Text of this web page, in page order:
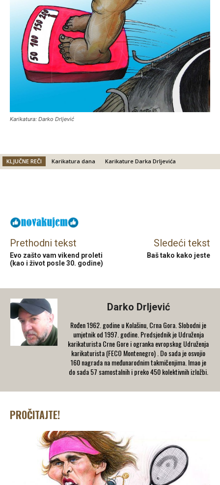
Karikatura: Darko Drljević
KLJUČNE REČI Karikatura dana Karikature Darka Drljevića
Prethodni tekst
Evo zašto vam vikend proleti
(kao i život posle 30. godine)
Sledeći tekst
Baš tako kako jeste
Darko Drljević
Rođen 1962. godine u Kolašinu, Crna Gora. Slobodni je
umjetnik od 1997. godine. Predsjednik je Udruženja
karikaturista Crne Gore i ogranka evropskog Udruženja
karikaturista (FECO Montenegro) . Do sada je osvojio
160 nagrada na međunarodnim takmičenjima. Imao je
do sada 57 samostalnih i preko 450 kolektivnih izložbi.
PROČITAJTE!